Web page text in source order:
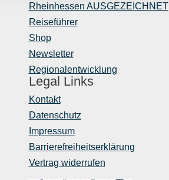
Rheinhessen AUSGEZEICHNET
Reiseführer
Shop
Newsletter
Regionalentwicklung
Legal Links
Kontakt
Datenschutz
Impressum
Barrierefreiheitserklärung
Vertrag widerrufen